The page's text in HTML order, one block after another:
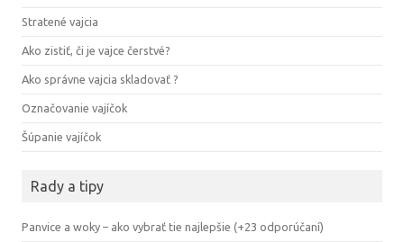
Stratené vajcia
Ako zistiť, či je vajce čerstvé?
Ako správne vajcia skladovať ?
Označovanie vajíčok
Šúpanie vajíčok
Rady a tipy
Panvice a woky – ako vybrať tie najlepšie (+23 odporúčaní)